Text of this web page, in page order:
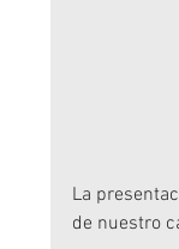
La
de nuestro